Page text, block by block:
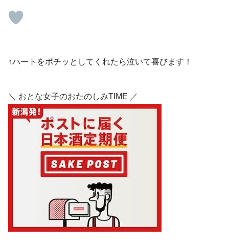
↑ハートをポチッとしてくれたら泣いて喜びます！
＼ おとな女子のおたのしみTIME ／